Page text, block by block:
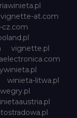
vignette-at.com
vignette.pl
winieta-litwa.pl